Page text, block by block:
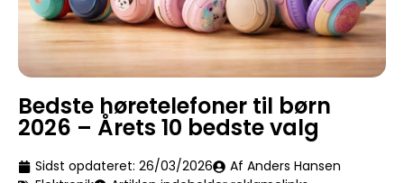
Bedste høretelefoner til børn
2026 – Årets 10 bedste valg
Sidst opdateret: 26/03/2026
Af Anders Hansen